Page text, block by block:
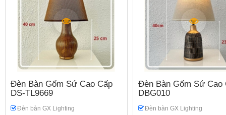
Đèn Bàn Gốm Sứ Cao Cấp
DS-TL9669
Đèn bàn GX Lighting
Đèn Bàn Gốm Sứ Cao
DBG010
Đèn bàn GX Lighting